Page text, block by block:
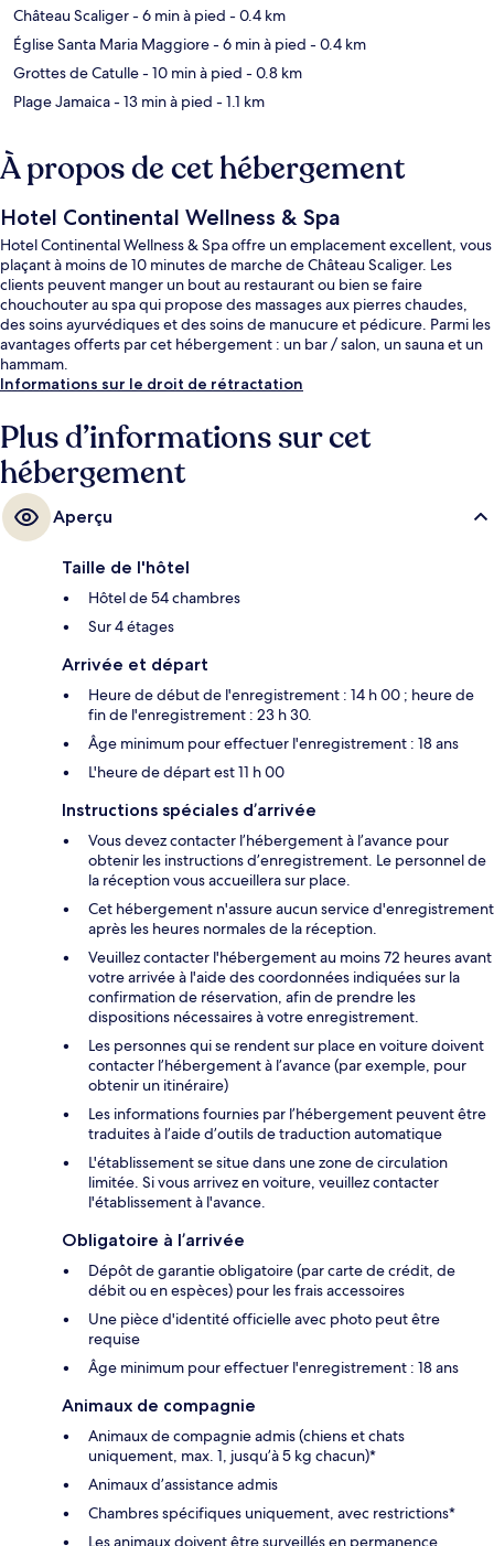
Château Scaliger- 6 min à pied - 0.4 km
Église Santa Maria Maggiore- 6 min à pied - 0.4 km
Grottes de Catulle- 10 min à pied - 0.8 km
Plage Jamaica- 13 min à pied - 1.1 km
À propos de cet hébergement
Hotel Continental Wellness & Spa
Hotel Continental Wellness & Spa offre un emplacement excellent, vous
plaçant à moins de 10 minutes de marche de Château Scaliger. Les
clients peuvent manger un bout au restaurant ou bien se faire
chouchouter au spa qui propose des massages aux pierres chaudes,
des soins ayurvédiques et des soins de manucure et pédicure. Parmi les
avantages offerts par cet hébergement : un bar / salon, un sauna et un
hammam.
Informations sur le droit de rétractation
Plus d’informations sur cet
hébergement
Aperçu
Taille de l'hôtel
Hôtel de 54 chambres
Sur 4 étages
Arrivée et départ
Heure de début de l'enregistrement : 14 h 00 ; heure de
fin de l'enregistrement : 23 h 30.
Âge minimum pour effectuer l'enregistrement : 18 ans
L'heure de départ est 11 h 00
Instructions spéciales d’arrivée
Vous devez contacter l’hébergement à l’avance pour
obtenir les instructions d’enregistrement. Le personnel de
la réception vous accueillera sur place.
Cet hébergement n'assure aucun service d'enregistrement
après les heures normales de la réception.
Veuillez contacter l'hébergement au moins 72 heures avant
votre arrivée à l'aide des coordonnées indiquées sur la
confirmation de réservation, afin de prendre les
dispositions nécessaires à votre enregistrement.
Les personnes qui se rendent sur place en voiture doivent
contacter l’hébergement à l’avance (par exemple, pour
obtenir un itinéraire)
Les informations fournies par l’hébergement peuvent être
traduites à l’aide d’outils de traduction automatique
L'établissement se situe dans une zone de circulation
limitée. Si vous arrivez en voiture, veuillez contacter
l'établissement à l'avance.
Obligatoire à l’arrivée
Dépôt de garantie obligatoire (par carte de crédit, de
débit ou en espèces) pour les frais accessoires
Une pièce d'identité officielle avec photo peut être
requise
Âge minimum pour effectuer l'enregistrement : 18 ans
Animaux de compagnie
Animaux de compagnie admis (chiens et chats
uniquement, max. 1, jusqu’à 5 kg chacun)*
Animaux d’assistance admis
Chambres spécifiques uniquement, avec restrictions*
Les animaux doivent être surveillés en permanence